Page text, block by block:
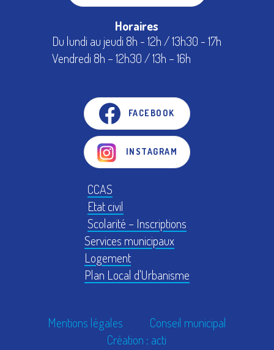
Horaires
Du lundi au jeudi 8h - 12h / 13h30 - 17h
Vendredi 8h – 12h30 / 13h – 16h
FACEBOOK
INSTAGRAM
CCAS
Etat civil
Scolarité – Inscriptions
Services municipaux
Logement
Plan Local d'Urbanisme
Mentions légales
Conseil municipal
Création : acti